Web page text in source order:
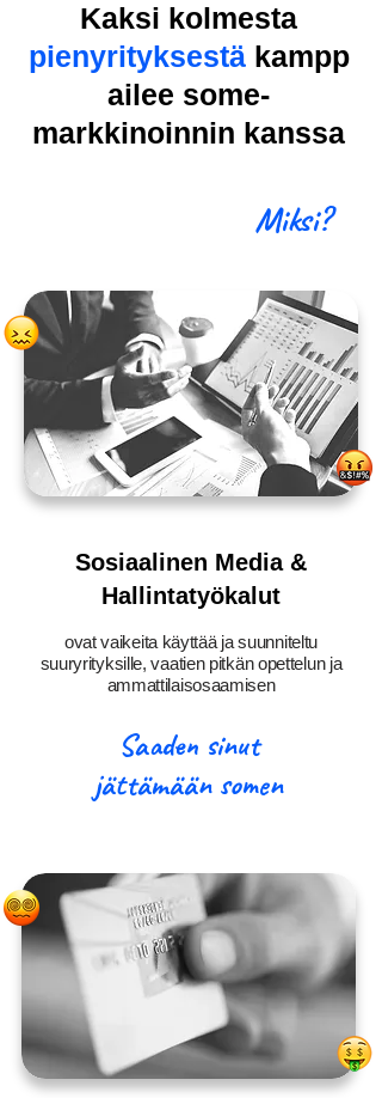
Kaksi kolmesta
pienyrityksestä kampp
ailee some-
markkinoinnin kanssa
Miksi?
Sosiaalinen Media &
Hallintatyökalut
ovat vaikeita käyttää ja suunniteltu
suuryrityksille, vaatien pitkän opettelun ja
ammattilaisosaamisen
Saaden sinut
jättämään somen